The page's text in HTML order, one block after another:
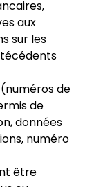
aux
sur les
de
de
données
numéro
être